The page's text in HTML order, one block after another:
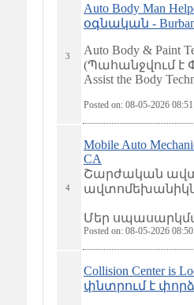
3
Auto Body Man
օգնական -
Auto Body & Paint
(Պահանջվում է
Assist the Body
Posted on: 08-05-2026 08:51
4
Mobile Auto
CA
Շարժական
Մեր
Posted on: 08-05-2026 08:50
Collision Center is
փնտրում է